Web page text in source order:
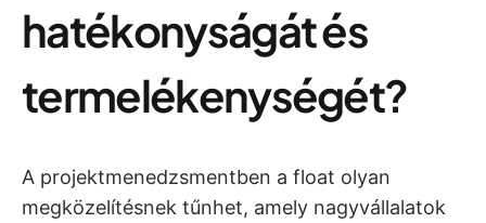
hatékonyságát és
termelékenységét?
A projektmenedzsmentben a float olyan
megközelítésnek tűnhet, amely nagyvállalatok